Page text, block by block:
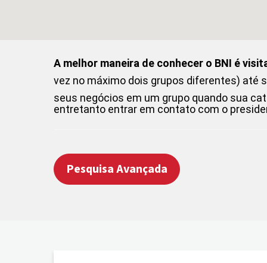
A melhor maneira de conhecer o BNI é
vez no máximo dois grupos diferentes) até
seus negócios em um grupo quando sua
entretanto entrar em contato com o
Pesquisa Avançada